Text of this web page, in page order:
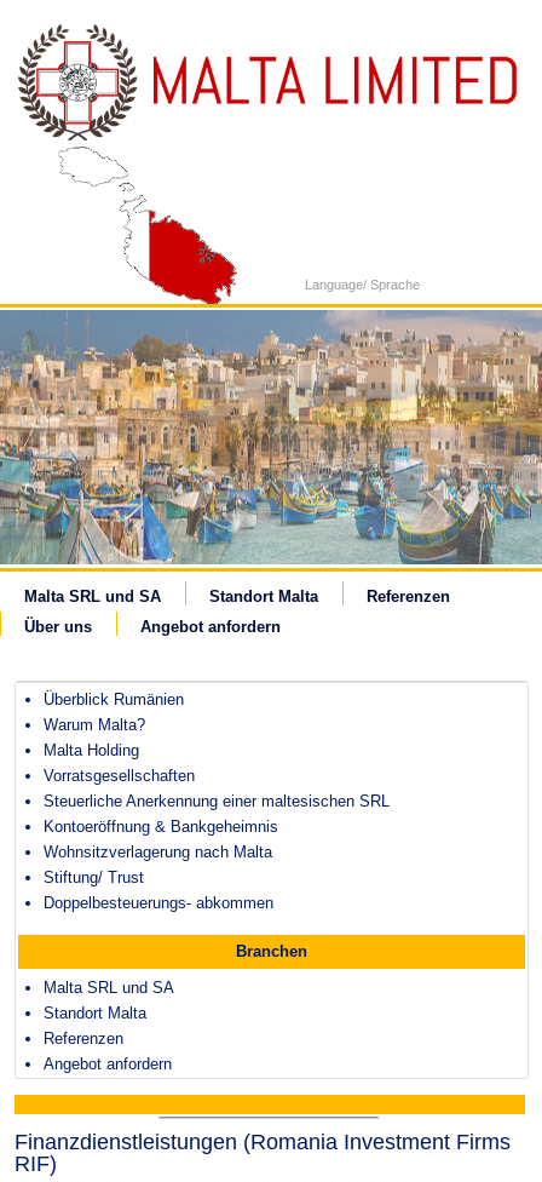
Language/ Sprache
Malta SRL und SA Standort Malta
Referenzen
Über uns
Angebot anfordern
Überblick Rumänien
Warum Malta?
Malta Holding
Vorratsgesellschaften
Steuerliche Anerkennung einer maltesischen SRL
Kontoeröffnung & Bankgeheimnis
Wohnsitzverlagerung nach Malta
Stiftung/ Trust
Doppelbesteuerungs- abkommen
Branchen
Malta SRL und SA
Standort Malta
Referenzen
Angebot anfordern
Finanzdienstleistungen (Romania Investment Firms
RIF)